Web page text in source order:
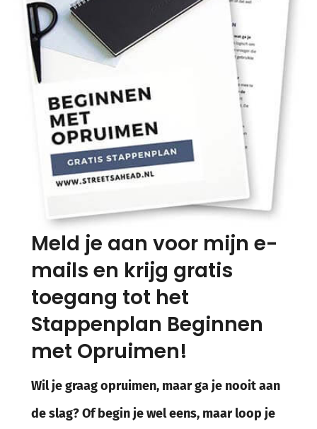
Meld je aan voor mijn e-
mails en krijg gratis
toegang tot het
Stappenplan Beginnen
met Opruimen!
Wil je graag opruimen, maar ga je nooit aan
de slag? Of begin je wel eens, maar loop je